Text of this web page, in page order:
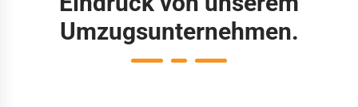
Umzugsunternehmen.